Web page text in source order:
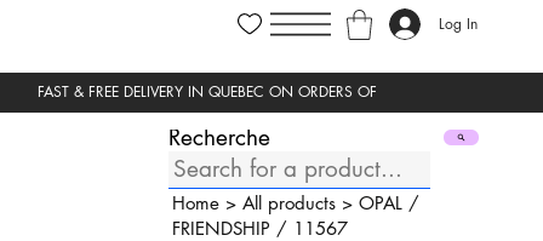
Log In
Recherche
Home> All products> OPAL /
FRIENDSHIP / 11567